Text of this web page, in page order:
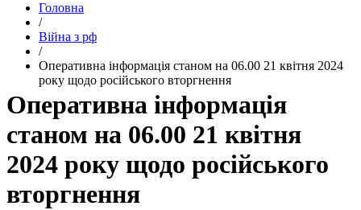
Головна
/
Війна з рф
/
​Оперативна інформація станом на 06.00 21 квітня 2024
року щодо російського вторгнення
​Оперативна інформація
станом на 06.00 21 квітня
2024 року щодо російського
вторгнення